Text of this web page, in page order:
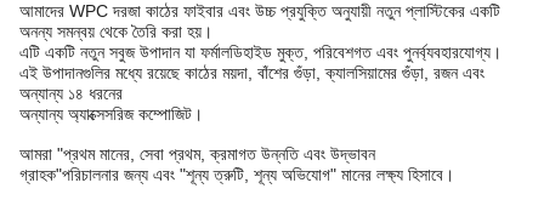
আমাদের WPC দরজা কাঠের ফাইবার এবং উচ্চ প্রযুক্তি অনুযায়ী নতুন প্লাস্টিকের একটি
অনন্য সমন্বয় থেকে তৈরি করা হয়।
এটি একটি নতুন সবুজ উপাদান যা ফর্মালডিহাইড মুক্ত, পরিবেশগত এবং পুনর্ব্যবহারযোগ্য।
এই উপাদানগুলির মধ্যে রয়েছে কাঠের ময়দা, বাঁশের গুঁড়া, ক্যালসিয়ামের গুঁড়া, রজন এবং
অন্যান্য ১৪ ধরনের
অন্যান্য অ্যাক্সেসরিজ কম্পোজিট।
আমরা "প্রথম মানের, সেবা প্রথম, ক্রমাগত উন্নতি এবং উদ্ভাবন
গ্রাহক"পরিচালনার জন্য এবং "শূন্য ত্রুটি, শূন্য অভিযোগ" মানের লক্ষ্য হিসাবে।